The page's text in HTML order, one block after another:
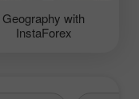
Geography with
InstaForex